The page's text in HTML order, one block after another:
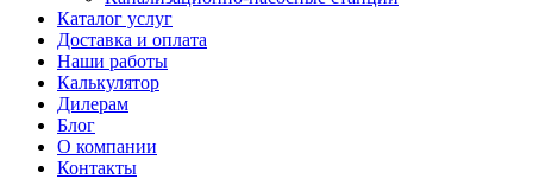
Каталог услуг
Доставка и оплата
Наши работы
Калькулятор
Дилерам
Блог
О компании
Контакты